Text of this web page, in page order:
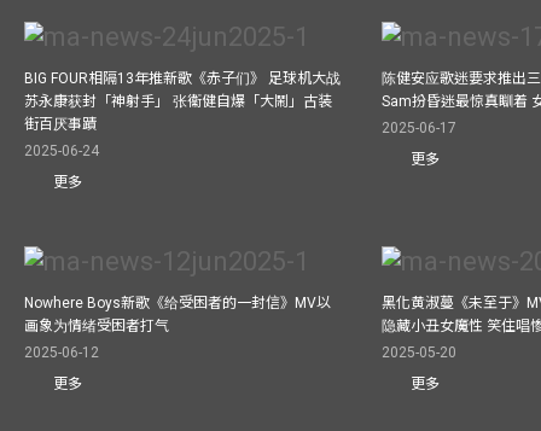
BIG FOUR相隔13年推新歌《赤子们》 足球机大战
苏永康获封「神射手」 张衞健自爆「大鬧」古装
街百厌事蹟
2025-06-24
更多
陈健安应歌迷要求推出
Sam扮昏迷最惊真瞓着
2025-06-17
更多
Nowhere Boys新歌《给受困者的一封信》MV以
画象为情绪受困者打气
2025-06-12
更多
黑化黄淑蔓《未至于》
隐藏小丑女魔性 笑住唱
2025-05-20
更多